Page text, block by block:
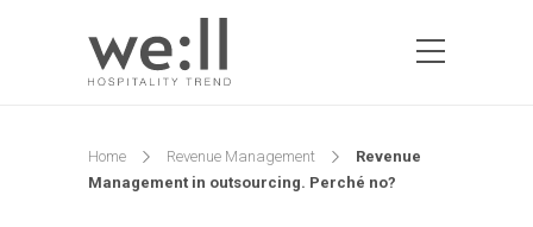
Home Revenue Management
Revenue
Management in outsourcing. Perché no?